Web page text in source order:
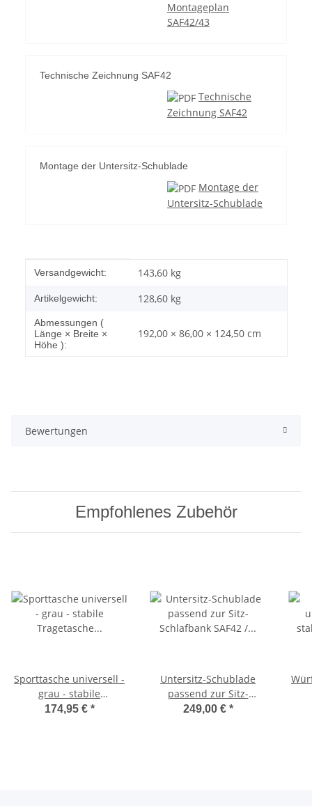
Montageplan
SAF42/43
Technische Zeichnung SAF42
Technische
Zeichnung SAF42
Montage der Untersitz-Schublade
Montage der
Untersitz-Schublade
Produkteigenschaft
Wert
Versandgewicht: 143,60 kg
Artikelgewicht: 128,60 kg
Abmessungen (
Länge × Breite ×
Höhe ):
192,00 × 86,00 × 124,50 cm
Bewertungen
Empfohlenes Zubehör
Sporttasche universell -
grau - stabile
Tragetasche für
174,95 € *
Untersitz-Schublade
passend zur Sitz-
Schlafbank SAF42 /
249,00 € *